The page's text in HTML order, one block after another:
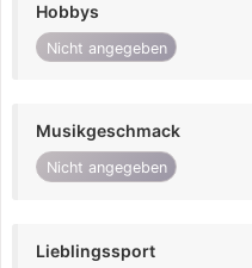
Hobbys
Nicht angegeben
Musikgeschmack
Nicht angegeben
Lieblingssport